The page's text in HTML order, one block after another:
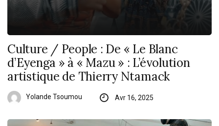
Culture / People : De « Le Blanc
d’Eyenga » à « Mazu » : L’évolution
artistique de Thierry Ntamack
Yolande Tsoumou Avr 16, 2025